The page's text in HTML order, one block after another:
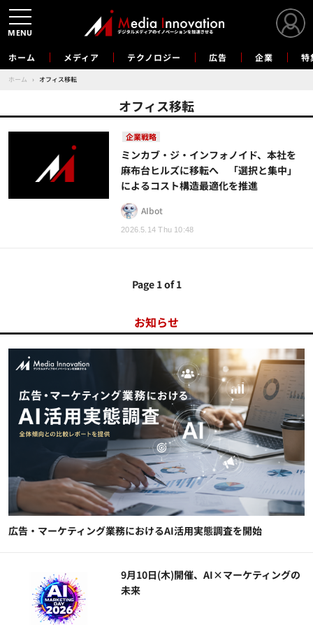
ホーム メディア テクノロジー 広告 企業 特
ホーム › オフィス移転
オフィス移転
企業戦略
2026.5.14 Thu 10:48
ミンカブ・ジ・インフォノイド、本社を
麻布台ヒルズに移転へ 「選択と集中」
によるコスト構造最適化を推進
AIbot
Page 1 of 1
お知らせ
広告・マーケティング業務におけるAI活用実態調査を開始
9月10日(木)開催、AI×マーケティングの
未来
MENU